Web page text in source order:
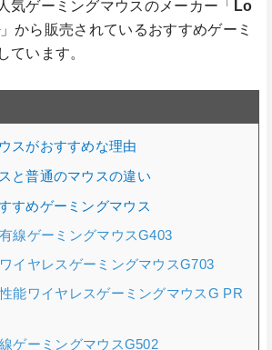
気ゲーミングマウスのメーカー「 Lo
」から販売されているおすすめゲーミ
ています。
スがおすすめな理由
と普通のマウスの違い
すめゲーミングマウス
線ゲーミングマウスG403
イヤレスゲーミングマウスG703
能ワイヤレスゲーミングマウスG PR
ゲーミングマウスG502